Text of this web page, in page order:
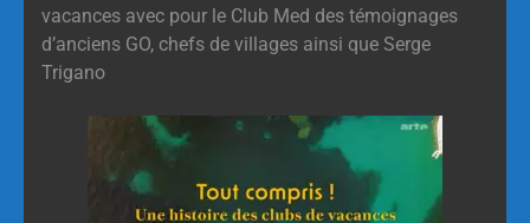
vacances avec pour le Club Med des témoignages
d’anciens GO, chefs de villages ainsi que Serge
Trigano